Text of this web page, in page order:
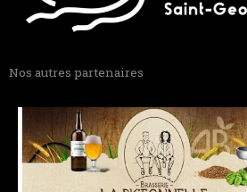
Nos autres partenaires